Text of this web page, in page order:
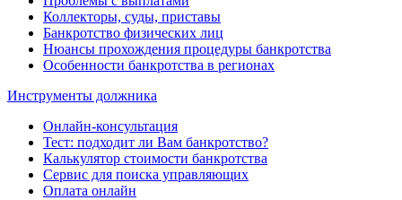
Коллекторы, суды, приставы
Банкротство физических лиц
Нюансы прохождения процедуры банкротства
Особенности банкротства в регионах
Инструменты должника
Онлайн-консультация
Тест: подходит ли Вам банкротство?
Калькулятор стоимости банкротства
Сервис для поиска управляющих
Оплата онлайн